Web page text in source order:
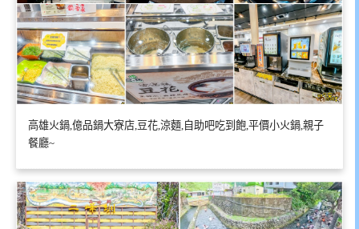
高雄火鍋,億品鍋大寮店,豆花,涼麵,自助吧吃到飽,平價小火鍋,親子
餐廳~